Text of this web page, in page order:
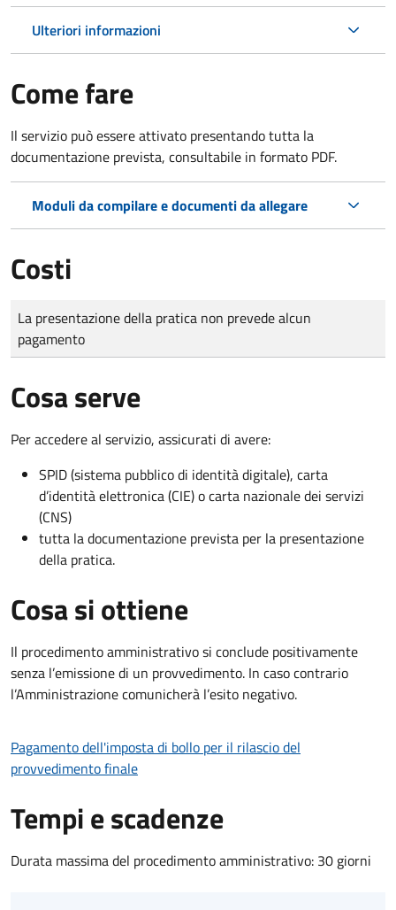
Ulteriori informazioni
Come fare
Il servizio può essere attivato presentando tutta la
documentazione prevista, consultabile in formato PDF.
Moduli da compilare e documenti da allegare
Costi
Tipo di pagamento
Importo
La presentazione della pratica non prevede alcun
pagamento
Cosa serve
Per accedere al servizio, assicurati di avere:
SPID (sistema pubblico di identità digitale), carta
d’identità elettronica (CIE) o carta nazionale dei servizi
(CNS)
tutta la documentazione prevista per la presentazione
della pratica.
Cosa si ottiene
Il procedimento amministrativo si conclude positivamente
senza l’emissione di un provvedimento. In caso contrario
l’Amministrazione comunicherà l’esito negativo.
Pagamento dell'imposta di bollo per il rilascio del
provvedimento finale
Tempi e scadenze
Durata massima del procedimento amministrativo: 30 giorni